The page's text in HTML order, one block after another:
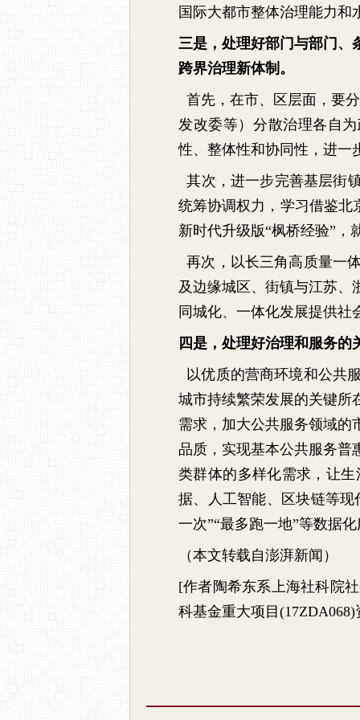
国际大都市整体治理能力和
三是，处理好部门与部门、
跨界治理新体制。
首先，在市、区层面，要
发改委等）分散治理各自
性、整体性和协同性，进一
其次，进一步完善基层街
统筹协调权力，学习借鉴北
新时代升级版“枫桥经验”，
再次，以长三角高质量一
及边缘城区、街镇与江苏、
同城化、一体化发展提供社
四是，处理好治理和服务
以优质的营商环境和公共
城市持续繁荣发展的关键所
需求，加大公共服务领域的
品质，实现基本公共服务普
类群体的多样化需求，让
据、人工智能、区块链等现
一次”“最多跑一地”等数据
（本文转载自澎湃新闻）
[作者陶希东系上海社科院
科基金重大项目 (17ZDA068)